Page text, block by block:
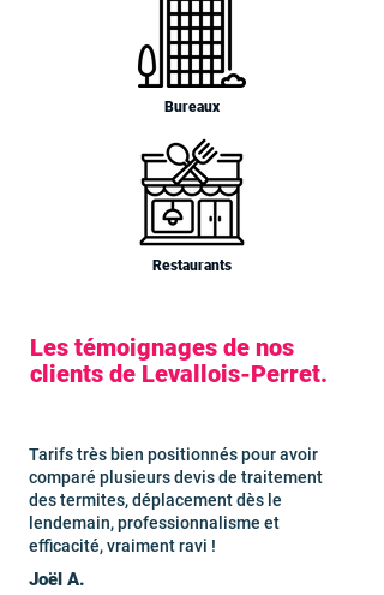
Bureaux
Restaurants
Les témoignages de nos
clients de Levallois-Perret.
Tarifs très bien positionnés pour avoir
comparé plusieurs devis de traitement
des termites, déplacement dès le
lendemain, professionnalisme et
efficacité, vraiment ravi !
Joël A.